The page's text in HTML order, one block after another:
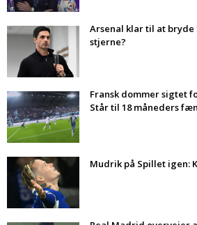
Arsenal klar til at bryde
stjerne?
Fransk dommer sigtet
Står til 18 måneders
Mudrik på Spillet igen: